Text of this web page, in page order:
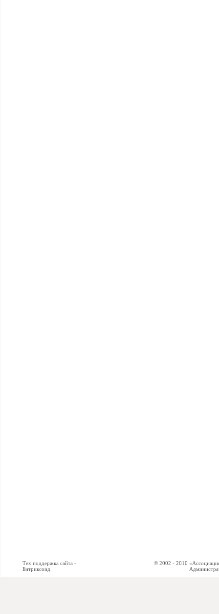
Тех.поддержка сайта -
Битриксоид
© 2002 - 2010 «Ассоциация